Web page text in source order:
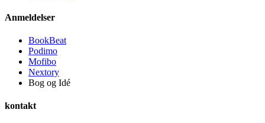
Anmeldelser
BookBeat
Podimo
Mofibo
Nextory
Bog og Idé
kontakt